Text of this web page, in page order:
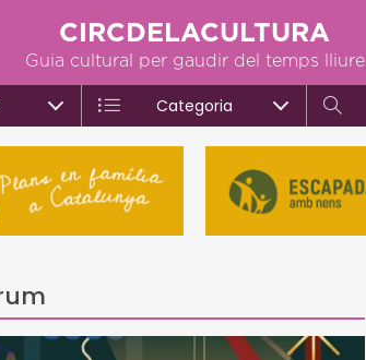
CIRCDELACULTURA
Guia cultural per gaudir del temps lliure
Categoria